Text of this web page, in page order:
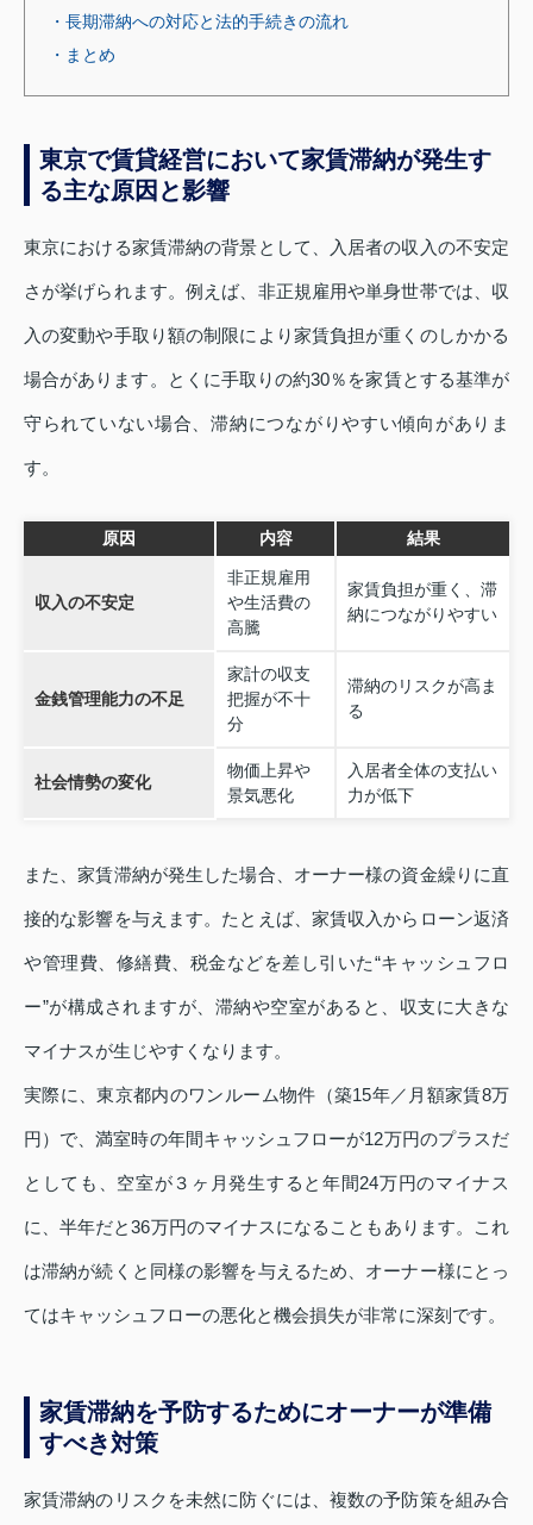
・長期滞納への対応と法的手続きの流れ
・まとめ
東京で賃貸経営において家賃滞納が発生す
る主な原因と影響
東京における家賃滞納の背景として、入居者の収入の不安定
さが挙げられます。例えば、非正規雇用や単身世帯では、収
入の変動や手取り額の制限により家賃負担が重くのしかかる
場合があります。とくに手取りの約30％を家賃とする基準が
守られていない場合、滞納につながりやすい傾向がありま
す。
原因 内容 結果
収入の不安定
非正規雇用
や生活費の
高騰
家賃負担が重く、滞
納につながりやすい
金銭管理能力の不足
家計の収支
把握が不十
分
滞納のリスクが高ま
る
社会情勢の変化
物価上昇や
景気悪化
入居者全体の支払い
力が低下
また、家賃滞納が発生した場合、オーナー様の資金繰りに直
接的な影響を与えます。たとえば、家賃収入からローン返済
や管理費、修繕費、税金などを差し引いた“キャッシュフロ
ー”が構成されますが、滞納や空室があると、収支に大きな
マイナスが生じやすくなります。
実際に、東京都内のワンルーム物件（築15年／月額家賃8万
円）で、満室時の年間キャッシュフローが12万円のプラスだ
としても、空室が３ヶ月発生すると年間24万円のマイナス
に、半年だと36万円のマイナスになることもあります。これ
は滞納が続くと同様の影響を与えるため、オーナー様にとっ
てはキャッシュフローの悪化と機会損失が非常に深刻です。
家賃滞納を予防するためにオーナーが準備
すべき対策
家賃滞納のリスクを未然に防ぐには、複数の予防策を組み合